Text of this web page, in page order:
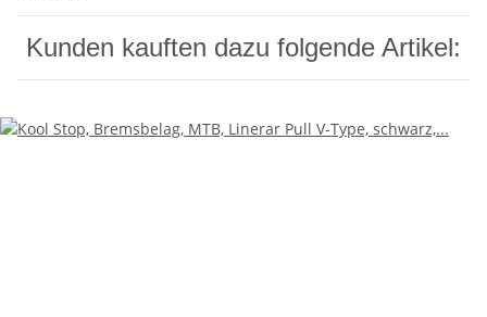
Kunden kauften dazu folgende Artikel: